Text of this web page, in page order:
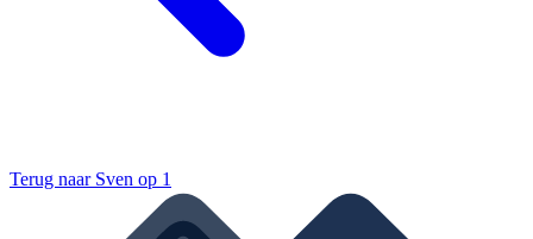
Terug naar Sven op 1